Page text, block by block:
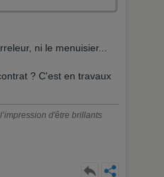
ni le menuisier...
? C'est en travaux
d'être brillants